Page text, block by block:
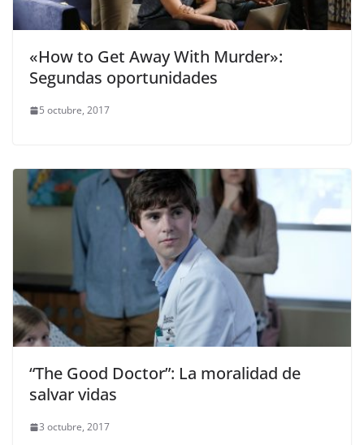
«How to Get Away With Murder»:
Segundas oportunidades
5 octubre, 2017
“The Good Doctor”: La moralidad de
salvar vidas
3 octubre, 2017